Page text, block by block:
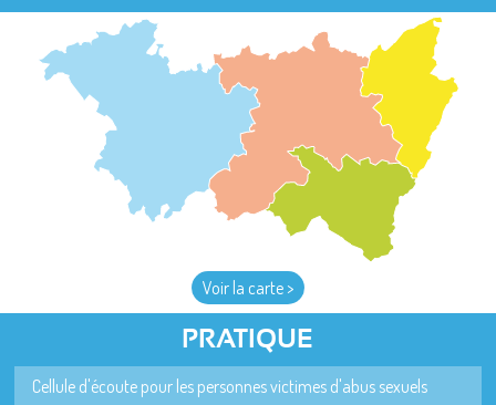
Voir la carte >
PRATIQUE
Cellule d'écoute pour les personnes victimes d'abus sexuels